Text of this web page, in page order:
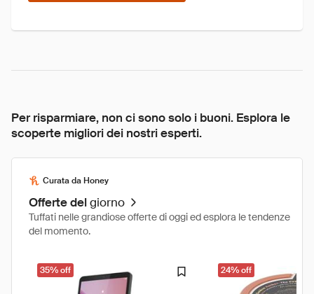
Per risparmiare, non ci sono solo i buoni. Esplora le
scoperte migliori dei nostri esperti.
Curata da Honey
Offerte delgiorno
Tuffati nelle grandiose offerte di oggi ed esplora le tendenze
del momento.
35% off 24% off